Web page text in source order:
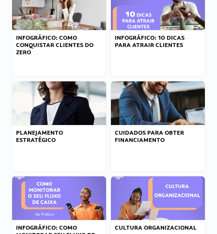
INFOGRÁFICO: COMO
CONQUISTAR CLIENTES DO
ZERO
INFOGRÁFICO: 10 DICAS
PARA ATRAIR CLIENTES
PLANEJAMENTO
ESTRATÉGICO
CUIDADOS PARA OBTER
FINANCIAMENTO
INFOGRÁFICO: COMO
CULTURA ORGANIZACIONAL